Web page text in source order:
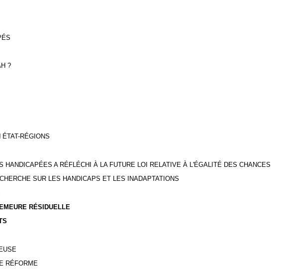
?
RÉGIONS
HANDICAPÉES A RÉFLÉCHI À LA FUTURE LOI RELATIVE À L'ÉGALITÉ DES CHANCES
SUR LES HANDICAPS ET LES INADAPTATIONS
RÉSIDUELLE
RÉFORME